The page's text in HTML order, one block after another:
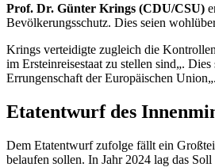
Prof. Dr. Günter Krings (CDU/CSU)
Bevölkerungsschutz. Dies seien
Krings verteidigte zugleich die
im Ersteinreisestaat zu stellen sind„.
Errungenschaft der Europäischen
Etatentwurf des
Dem Etatentwurf zufolge fällt ein
belaufen sollen. In Jahr 2024 lag das